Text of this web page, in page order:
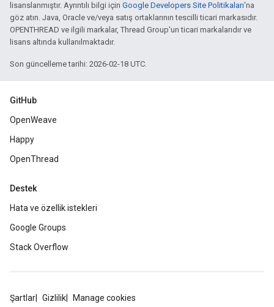
lisanslanmıştır. Ayrıntılı bilgi için Google Developers Site Politikaları'na
göz atın. Java, Oracle ve/veya satış ortaklarının tescilli ticari markasıdır.
OPENTHREAD ve ilgili markalar, Thread Group'un ticari markalarıdır ve
lisans altında kullanılmaktadır.
Son güncelleme tarihi: 2026-02-18 UTC.
GitHub
OpenWeave
Happy
OpenThread
Destek
Hata ve özellik istekleri
Google Groups
Stack Overflow
Şartlar Gizlilik Manage cookies